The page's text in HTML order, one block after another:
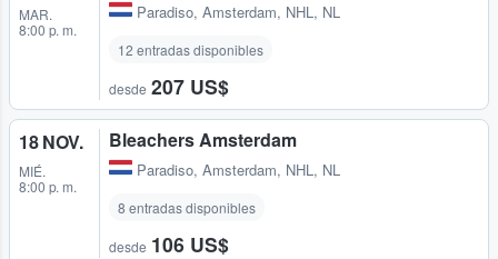
MAR.
8:00 p. m.
Paradiso, Amsterdam, NHL, NL
12 entradas disponibles
desde 207 US$
18 NOV.
MIÉ.
8:00 p. m.
Bleachers Amsterdam
Paradiso, Amsterdam, NHL, NL
8 entradas disponibles
desde 106 US$